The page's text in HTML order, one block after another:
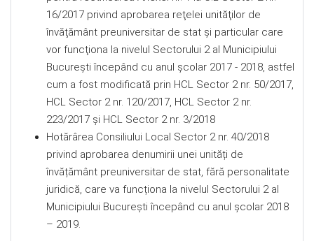
16/2017 privind aprobarea reţelei unităţilor de
învăţământ preuniversitar de stat şi particular care
vor funcţiona la nivelul Sectorului 2 al Municipiului
Bucureşti începând cu anul şcolar 2017 - 2018, astfel
cum a fost modificată prin HCL Sector 2 nr. 50/2017,
HCL Sector 2 nr. 120/2017, HCL Sector 2 nr.
223/2017 şi HCL Sector 2 nr. 3/2018
Hotărârea Consiliului Local Sector 2 nr. 40/2018
privind aprobarea denumirii unei unități de
învățământ preuniversitar de stat, fără personalitate
juridică, care va funcționa la nivelul Sectorului 2 al
Municipiului București începând cu anul școlar 2018
– 2019.